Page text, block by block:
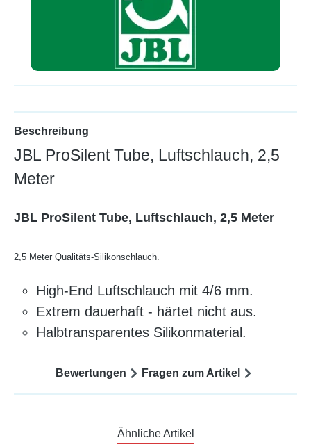
Beschreibung
JBL ProSilent Tube, Luftschlauch, 2,5
Meter
JBL ProSilent Tube, Luftschlauch, 2,5 Meter
2,5 Meter Qualitäts-Silikonschlauch.
High-End Luftschlauch mit 4/6 mm.
Extrem dauerhaft - härtet nicht aus.
Halbtransparentes Silikonmaterial.
Bewertungen Fragen zum Artikel
Ähnliche Artikel